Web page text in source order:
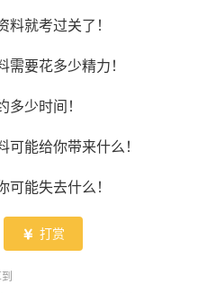
就考过关了！
要花多少精力 ！
少时间！
能给你带来什么！
能失去什么 ！
 打赏